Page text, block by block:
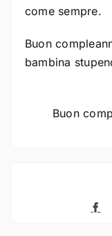
come sempre.
Buon
bambina
Buon